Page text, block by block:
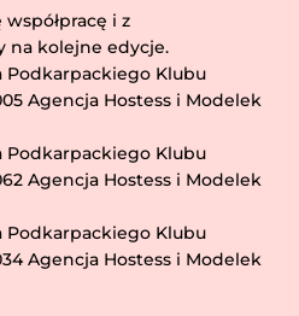
i z
na kolejne edycje.